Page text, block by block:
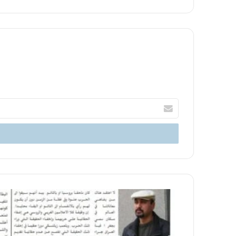
أدخل
بريدك
الإلكتروني
الامام